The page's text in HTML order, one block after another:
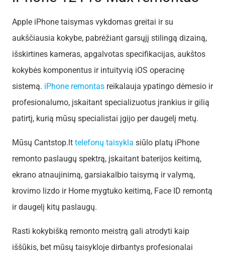
Apple iPhone taisymas vykdomas greitai ir su
aukščiausia kokybe, pabrėžiant garsųjį stilingą dizainą,
išskirtines kameras, apgalvotas specifikacijas, aukštos
kokybės komponentus ir intuityvią iOS operacinę
sistemą. iPhone remontas reikalauja ypatingo dėmesio ir
profesionalumo, įskaitant specializuotus įrankius ir gilią
patirtį, kurią mūsų specialistai įgijo per daugelį metų.
Mūsų Cantstop.lt telefonų taisykla siūlo platų iPhone
remonto paslaugų spektrą, įskaitant baterijos keitimą,
ekrano atnaujinimą, garsiakalbio taisymą ir valymą,
krovimo lizdo ir Home mygtuko keitimą, Face ID remontą
ir daugelį kitų paslaugų.
Rasti kokybišką remonto meistrą gali atrodyti kaip
iššūkis, bet mūsų taisykloje dirbantys profesionalai